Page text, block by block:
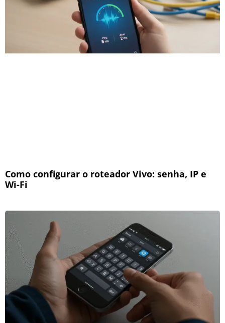
Como configurar o roteador Vivo: senha, IP e
Wi-Fi